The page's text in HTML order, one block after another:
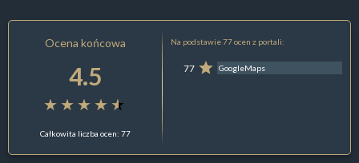
Ocena końcowa
4.5
Całkowita liczba ocen: 77
Na podstawie 77 ocen z portali:
77 GoogleMaps